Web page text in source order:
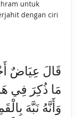
dengan ciri
مَا ذُكِرَ فِي
وَأَنَّهُ نَبَّهَ